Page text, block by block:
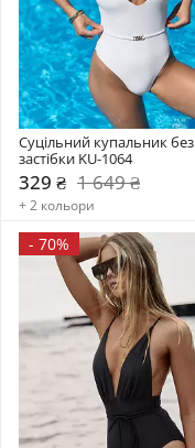
Суцільний купальник без
застібки KU-1064
329 ₴ 1 649 ₴
+ 2 кольори
- 70%